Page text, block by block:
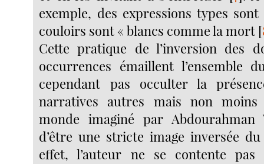
exemple, des expressions types
couloirs sont « blancs comme la mort [
Cette pratique de l’inversion des
occurrences émaillent l’ensemble
cependant pas occulter la
narratives autres mais non moins
monde imaginé par
d’être une stricte image inversée
effet, l’auteur ne se contente